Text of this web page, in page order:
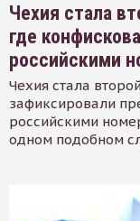
Чехия стала
где
российскими
Чехия стала
зафиксировали
российскими
одном подобном